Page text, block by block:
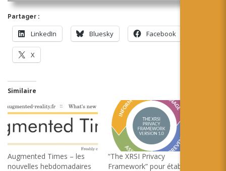
Partager :
LinkedIn Bluesky Facebook
X
Similaire
Augmented Times – les
nouvelles hebdomadaires
“The XRSI Privacy
Framework” pour établir